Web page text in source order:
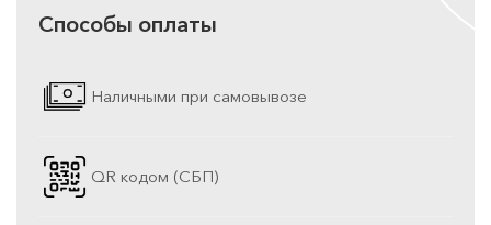
Способы оплаты
Наличными при самовывозе
QR кодом (СБП)